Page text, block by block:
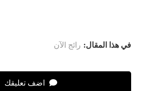
في هذا المقال: رائج الآن
اضف تعليقك